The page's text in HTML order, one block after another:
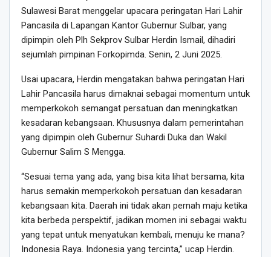
Sulawesi Barat menggelar upacara peringatan Hari Lahir
Pancasila di Lapangan Kantor Gubernur Sulbar, yang
dipimpin oleh Plh Sekprov Sulbar Herdin Ismail, dihadiri
sejumlah pimpinan Forkopimda. Senin, 2 Juni 2025.
Usai upacara, Herdin mengatakan bahwa peringatan Hari
Lahir Pancasila harus dimaknai sebagai momentum untuk
memperkokoh semangat persatuan dan meningkatkan
kesadaran kebangsaan. Khususnya dalam pemerintahan
yang dipimpin oleh Gubernur Suhardi Duka dan Wakil
Gubernur Salim S Mengga.
“Sesuai tema yang ada, yang bisa kita lihat bersama, kita
harus semakin memperkokoh persatuan dan kesadaran
kebangsaan kita. Daerah ini tidak akan pernah maju ketika
kita berbeda perspektif, jadikan momen ini sebagai waktu
yang tepat untuk menyatukan kembali, menuju ke mana?
Indonesia Raya. Indonesia yang tercinta,” ucap Herdin.